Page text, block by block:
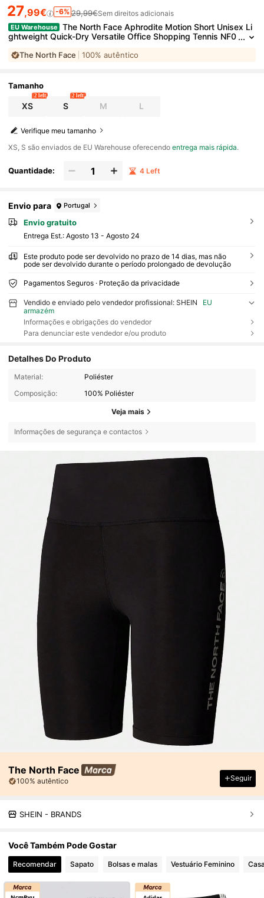
27,99€ -6% 29,99€Sem direitos adicionais
EU Warehouse
The North Face Aphrodite Motion Short Unisex Li
ghtweight Quick-Dry Versatile Office Shopping Tennis NF0
The North Face 100% autêntico
Tamanho
XS
2 left
S
2 left
M L
Verifique meu tamanho
​XS, S são enviados de EU Warehouse oferecendoentrega mais rápida.
Quantidade: 4 Left
Envio para Portugal
Envio gratuito
Entrega Est.: Agosto 13 - Agosto 24
Este produto pode ser devolvido no prazo de 14 dias, mas não
pode ser devolvido durante o período prolongado de devolução
Pagamentos Seguros · Proteção da privacidade
Vendido e enviado pelo vendedor profissional: SHEIN
EU
armazém
Informações e obrigações do vendedor
Para denunciar este vendedor e/ou produto
Detalhes Do Produto
Material:
Poliéster
Composição:
100% Poliéster
Veja mais
Informações de segurança e contactos
The North Face
100% autêntico Seguir
SHEIN - BRANDS
Você Também Pode Gostar
Recomendar Sapato Bolsas e malas Vestuário Feminino